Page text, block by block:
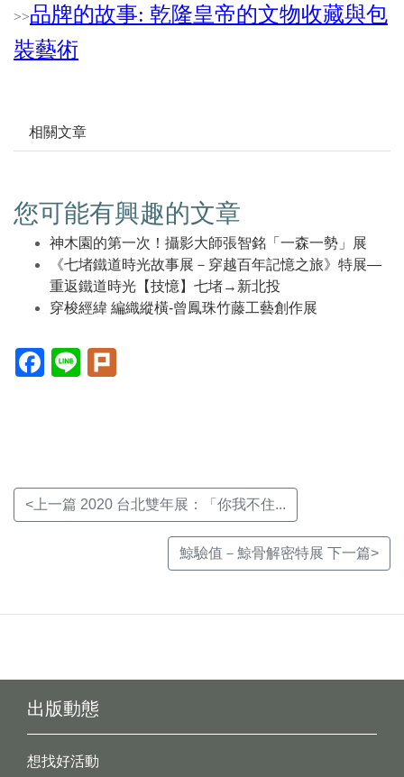
>>品牌的故事: 乾隆皇帝的文物收藏與包
裝藝術
相關文章
您可能有興趣的文章
神木園的第一次！攝影大師張智銘「一森一勢」展
《七堵鐵道時光故事展－穿越百年記憶之旅》特展—
重返鐵道時光【技憶】七堵→新北投
穿梭經緯 編織縱橫-曾鳳珠竹藤工藝創作展
Facebook(另
開
Line(另
開
<上一篇 2020 台北雙年展：「你我不住...
鯨驗值－鯨骨解密特展 下一篇>
出版動態
想找好活動